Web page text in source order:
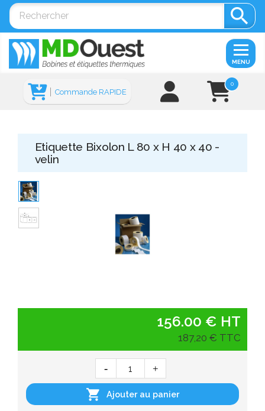

0
Commande RAPIDE
MENU
Etiquette Bixolon L 80 x H 40 x 40 -
velin
156.00 € HT
187,20 € TTC
 Ajouter au panier